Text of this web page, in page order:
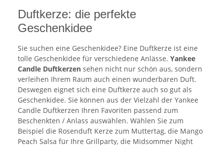
Duftkerze: die perfekte
Geschenkidee
Sie suchen eine Geschenkidee? Eine Duftkerze ist eine
tolle Geschenkidee für verschiedene Anlässe. Yankee
Candle Duftkerzen sehen nicht nur schön aus, sondern
verleihen Ihrem Raum auch einen wunderbaren Duft.
Deswegen eignet sich eine Duftkerze auch so gut als
Geschenkidee. Sie können aus der Vielzahl der Yankee
Candle Duftkerzen Ihren Favoriten passend zum
Beschenkten / Anlass auswählen. Wählen Sie zum
Beispiel die Rosenduft Kerze zum Muttertag, die Mango
Peach Salsa für Ihre Grillparty, die Midsommer Night